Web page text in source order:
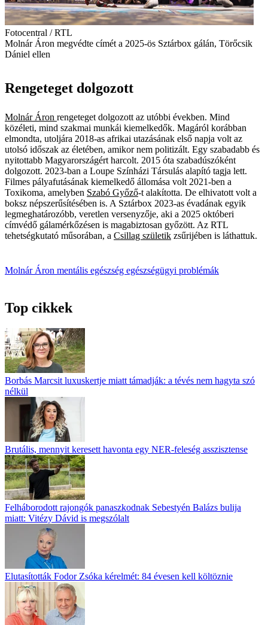
Fotocentral / RTL
Molnár Áron megvédte címét a 2025-ös Sztárbox gálán, Törőcsik
Dániel ellen
Rengeteget dolgozott
Molnár Áron rengeteget dolgozott az utóbbi években. Mind
közéleti, mind szakmai munkái kiemelkedők. Magáról korábban
elmondta, utoljára 2018-as afrikai utazásának első napja volt az
utolsó időszak az életében, amikor nem politizált. Egy szabadabb és
nyitottabb Magyarországért harcolt. 2015 óta szabadúszóként
dolgozott. 2023-ban a Loupe Színházi Társulás alapító tagja lett.
Filmes pályafutásának kiemelkedő állomása volt 2021-ben a
Toxikoma, amelyben Szabó Győző-t alakította. De elhivatott volt a
boksz népszerűsítésében is. A Sztárbox 2023-as évadának egyik
legmeghatározóbb, veretlen versenyzője, aki a 2025 októberi
címvédő gálamérkőzésen is magabiztosan győzött. Az RTL
tehetségkutató műsorában, a Csillag születik zsűrijében is láthattuk.
Molnár Áron mentális egészség egészségügyi problémák
Top cikkek
Borbás Marcsit luxuskertje miatt támadják: a tévés nem hagyta szó
nélkül
Brutális, mennyit keresett havonta egy NER-feleség asszisztense
Felháborodott rajongók panaszkodnak Sebestyén Balázs bulija
miatt: Vitézy Dávid is megszólalt
Elutasították Fodor Zsóka kérelmét: 84 évesen kell költöznie